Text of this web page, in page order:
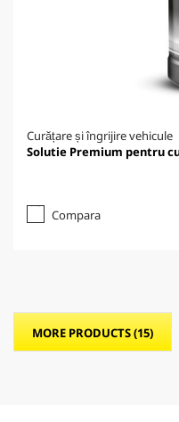
Curățare și îngrijire vehicule
Solutie Premium pentru
Compara
MORE PRODUCTS (15)